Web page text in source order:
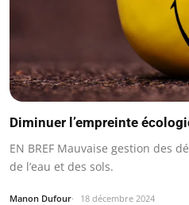
Diminuer l’empreinte
EN BREF Mauvaise gestion des
de l’eau et des sols.
Manon Dufour 18 décembre 2024